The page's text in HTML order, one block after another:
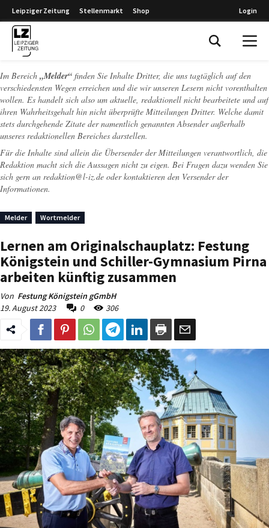
Leipziger Zeitung Stellenmarkt Shop Login
Im Bereich „Melder“ finden Sie Inhalte Dritter, die uns tagtäglich auf den
verschiedensten Wegen erreichen und die wir unseren Lesern nicht vorenthalten
wollen. Es handelt sich also um aktuelle, redaktionell nicht bearbeitete und auf
ihren Wahrheitsgehalt hin nicht überprüfte Mitteilungen Dritter. Welche damit
stets durchgehende Zitate der namentlich genannten Absender außerhalb
unseres redaktionellen Bereiches darstellen.
Für die Inhalte sind allein die Übersender der Mitteilungen verantwortlich, die
Redaktion macht sich die Aussagen nicht zu eigen. Bei Fragen dazu wenden Sie
sich gern an redaktion@l-iz.de oder kontaktieren den Versender der
Informationen.
Melder Wortmelder
Lernen am Originalschauplatz: Festung
Königstein und Schiller-Gymnasium Pirna
arbeiten künftig zusammen
Von Festung Königstein gGmbH
19. August 2023
0 306